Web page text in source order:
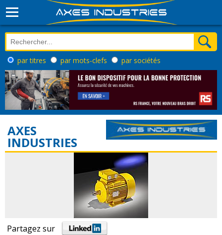
par titres par mots-clefs par sociétés
AXES
INDUSTRIES
Partagez sur